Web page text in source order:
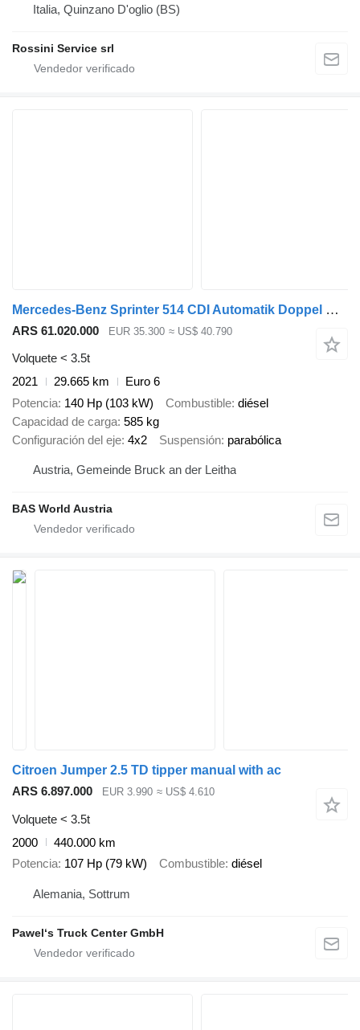
Italia, Quinzano D'oglio (BS)
Rossini Service srl
Mercedes-Benz Sprinter 514 CDI Automatik Doppel Kabine Kipper 3,5t AHK Klima T
ARS 61.020.000 EUR 35.300 ≈ US$ 40.790
Volquete < 3.5t
2021
29.665 km
Euro 6
Potencia 140 Hp (103 kW) Combustible diésel
Capacidad de carga 585 kg
Configuración del eje 4x2 Suspensión parabólica
Austria, Gemeinde Bruck an der Leitha
BAS World Austria
Citroen Jumper 2.5 TD tipper manual with ac
ARS 6.897.000
EUR 3.990 ≈ US$ 4.610
Volquete < 3.5t
2000
440.000 km
Potencia 107 Hp (79 kW) Combustible diésel
Alemania, Sottrum
Pawel‘s Truck Center GmbH